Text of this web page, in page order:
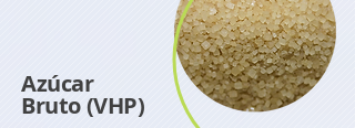
Azúcar
Bruto (VHP)